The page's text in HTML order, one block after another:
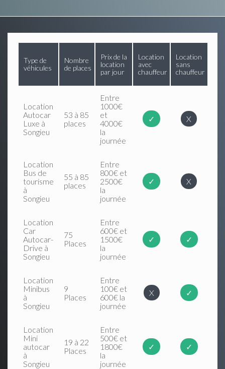
Type de
véhicules
Nombre
de places
Prix de la
location
par jour
Location
avec
chauffeur
Location
sans
chauffeur
Location
Autocar
Luxe à
Songieu
53 à 85
places
Entre
1000€
et
4000€
la
journée
✓ X
Location
Bus de
tourisme
à
Songieu
55 à 85
places
Entre
800€ et
2500€
la
journée
✓ X
Location
Car
Autocar-
Drive à
Songieu
75
Places
Entre
600€ et
1500€
la
journée
✓ ✓
Location
Minibus
à
Songieu
9
Places
Entre
100€ et
600€ la
journée
X ✓
Location
Mini
autocar
à
Songieu
19 à 22
Places
Entre
500€ et
1800€
la
journée
✓ ✓